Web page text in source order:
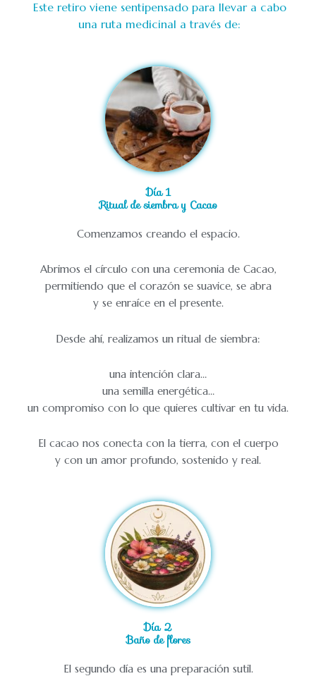
Este retiro viene sentipensado para llevar a cabo
una ruta medicinal a través de:
Día 1
Ritual de siembra y Cacao
Comenzamos creando el espacio.
Abrimos el círculo con una ceremonia de Cacao,
permitiendo que el corazón se suavice, se abra
y se enraíce en el presente.
Desde ahí, realizamos un ritual de siembra:
una intención clara…
una semilla energética…
un compromiso con lo que quieres cultivar en tu vida.
El cacao nos conecta con la tierra, con el cuerpo
y con un amor profundo, sostenido y real.
Día 2
Baño de flores
El segundo día es una preparación sutil.